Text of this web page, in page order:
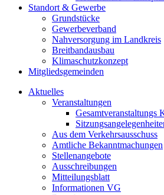
Standort & Gewerbe
Grundstücke
Gewerbeverband
Nahversorgung im Landkreis
Breitbandausbau
Klimaschutzkonzept
Mitgliedsgemeinden
Aktuelles
Veranstaltungen
Gesamtveranstaltungs
Aus dem Verkehrsausschuss
Amtliche Bekanntmachungen
Stellenangebote
Ausschreibungen
Mitteilungsblatt
Informationen VG